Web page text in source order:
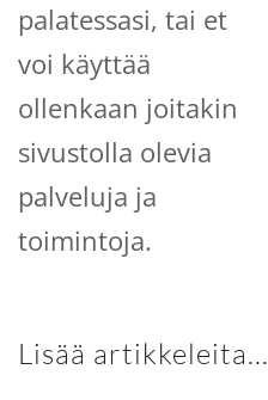
palatessasi, tai et
voi käyttää
ollenkaan joitakin
sivustolla olevia
palveluja ja
toimintoja.
Lisää artikkeleita...